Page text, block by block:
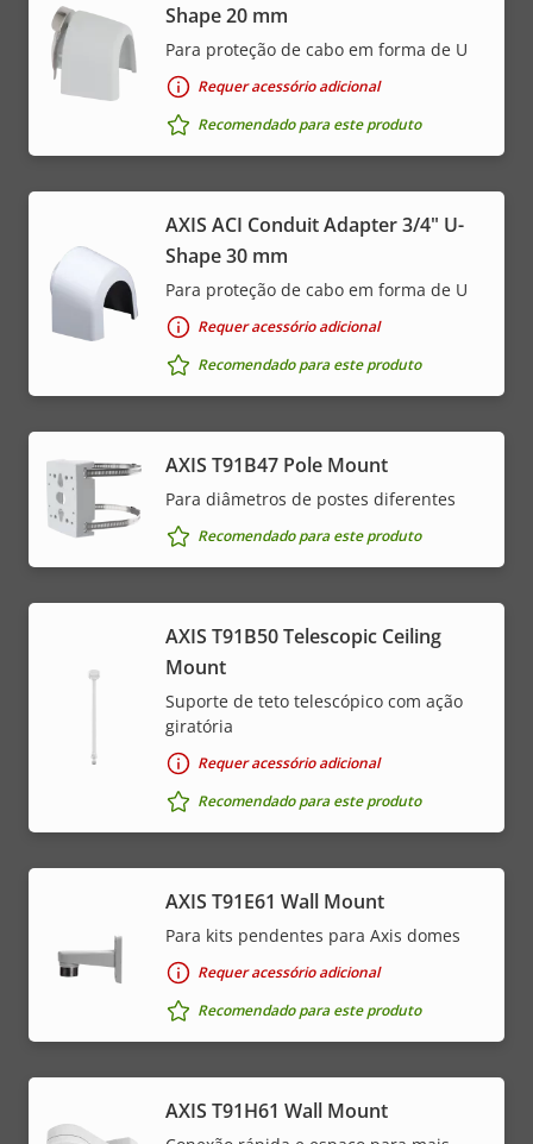
Shape 20 mm
Para proteção de cabo em forma de U
Requer acessório adicional
Recomendado para este produto
AXIS ACI Conduit Adapter 3/4" U-
Shape 30 mm
Para proteção de cabo em forma de U
Requer acessório adicional
Recomendado para este produto
AXIS T91B47 Pole Mount
Para diâmetros de postes diferentes
Recomendado para este produto
AXIS T91B50 Telescopic Ceiling
Mount
Suporte de teto telescópico com ação
giratória
Requer acessório adicional
Recomendado para este produto
AXIS T91E61 Wall Mount
Para kits pendentes para Axis domes
Requer acessório adicional
Recomendado para este produto
AXIS T91H61 Wall Mount